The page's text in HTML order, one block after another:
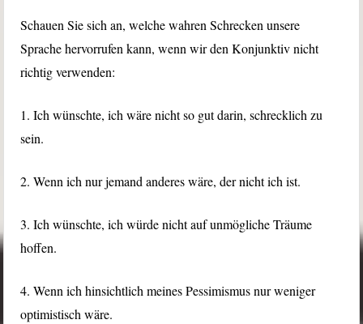
Schauen Sie sich an, welche wahren Schrecken unsere
Sprache hervorrufen kann, wenn wir den Konjunktiv nicht
richtig verwenden:
1. Ich wünschte, ich wäre nicht so gut darin, schrecklich zu
sein.
2. Wenn ich nur jemand anderes wäre, der nicht ich ist.
3. Ich wünschte, ich würde nicht auf unmögliche Träume
hoffen.
4. Wenn ich hinsichtlich meines Pessimismus nur weniger
optimistisch wäre.